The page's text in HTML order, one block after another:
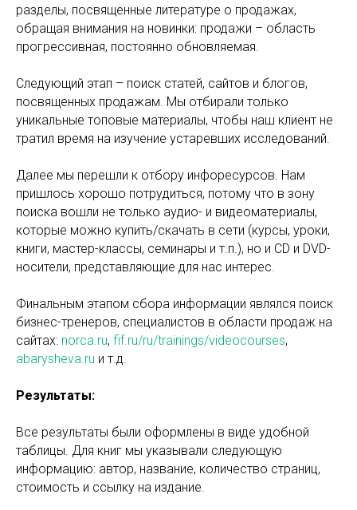
разделы, посвященные литературе о продажах,
обращая внимания на новинки: продажи – область
прогрессивная, постоянно обновляемая.
Следующий этап – поиск статей, сайтов и блогов,
посвященных продажам. Мы отбирали только
уникальные топовые материалы, чтобы наш клиент не
тратил время на изучение устаревших исследований.
Далее мы перешли к отбору инфоресурсов. Нам
пришлось хорошо потрудиться, потому что в зону
поиска вошли не только аудио- и видеоматериалы,
которые можно купить/скачать в сети (курсы, уроки,
книги, мастер-классы, семинары и т.п.), но и CD и DVD-
носители, представляющие для нас интерес.
Финальным этапом сбора информации являлся поиск
бизнес-тренеров, специалистов в области продаж на
сайтах: norca.ru, fif.ru/ru/trainings/videocourses,
abarysheva.ru и т.д.
Результаты:
Все результаты были оформлены в виде удобной
таблицы. Для книг мы указывали следующую
информацию: автор, название, количество страниц,
стоимость и ссылку на издание.